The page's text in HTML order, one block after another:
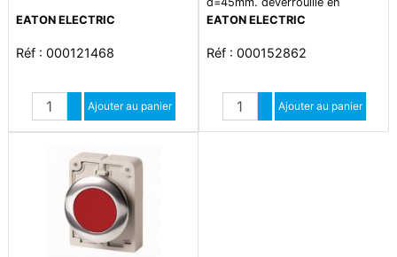
EATON ELECTRIC
Réf : 000121468
Quantité
Augmenter quantité
Diminuer quantité
Ajouter au panier
traction
EATON ELECTRIC
Réf : 000152862
Quantité
Augmenter quantité
Diminuer quantité
Ajouter au panier